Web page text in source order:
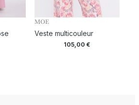
MOE
Veste multicouleur
105,00 €